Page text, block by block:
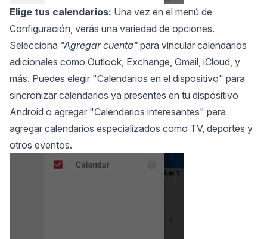
Elige tus calendarios: Una vez en el menú de
Configuración, verás una variedad de opciones.
Selecciona "Agregar cuenta" para vincular calendarios
adicionales como Outlook, Exchange, Gmail, iCloud, y
más. Puedes elegir "Calendarios en el dispositivo" para
sincronizar calendarios ya presentes en tu dispositivo
Android o agregar "Calendarios interesantes" para
agregar calendarios especializados como TV, deportes y
otros eventos.